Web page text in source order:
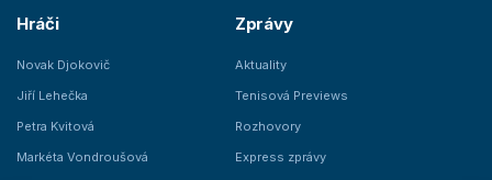
Hráči
Novak Djokovič
Jiří Lehečka
Petra Kvitová
Markéta Vondroušová
Zprávy
Aktuality
Tenisová Previews
Rozhovory
Express zprávy